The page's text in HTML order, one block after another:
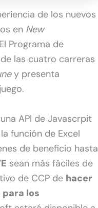
de los nuevos
en New
Programa de
las cuatro carreras
y presenta
API de Javascrpit
función de Excel
de beneficio hasta
sean más fáciles de
de CCP de hacer
los